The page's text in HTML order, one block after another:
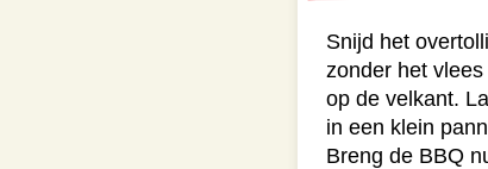
Snijd het
zonder het
op de velkant.
in een klein
Breng de BBQ